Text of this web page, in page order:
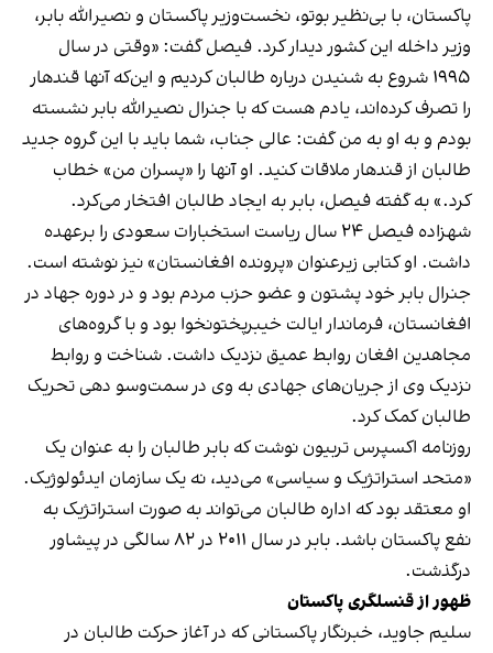
پاکستان، با بی‌نظیر بوتو، نخست‌وزیر پاکستان و نصیرالله بابر،
وزیر داخله این کشور دیدار کرد. فیصل گفت: «وقتی در سال
۱۹۹۵ شروع به شنیدن درباره طالبان کردیم و این‌که آنها قندهار
را تصرف کرده‌اند، یادم هست که با جنرال نصیرالله بابر نشسته
بودم و به او به من گفت: عالی جناب، شما باید با این گروه جدید
طالبان از قندهار ملاقات کنید. او آنها را «پسران من» خطاب
کرد.» به گفته فیصل، بابر به ایجاد طالبان افتخار می‌کرد.
شهزاده فیصل ۲۴ سال ریاست استخبارات سعودی را برعهده
داشت. او کتابی زیرعنوان «پرونده افغانستان» نیز نوشته است.
جنرال بابر خود پشتون و عضو حزب مردم بود و در دوره جهاد در
افغانستان، فرماندار ایالت خیبرپختونخوا بود و با گروه‌های
مجاهدین افغان روابط عمیق نزدیک داشت. شناخت و روابط
نزدیک وی از جریان‌های جهادی به وی در سمت‌وسو دهی تحریک
طالبان کمک کرد.
روزنامه اکسپرس تربیون نوشت که بابر طالبان را به عنوان یک
«متحد استراتژیک و سیاسی» می‌دید، نه یک سازمان ایدئولوژیک.
او معتقد بود که اداره طالبان می‌تواند به صورت استراتژیک به
نفع پاکستان باشد. بابر در سال ۲۰۱۱ در ۸۲ سالگی در پیشاور
درگذشت.
ظهور از قنسلگری پاکستان
سلیم جاوید، خبرنگار پاکستانی که در آغاز حرکت طالبان در